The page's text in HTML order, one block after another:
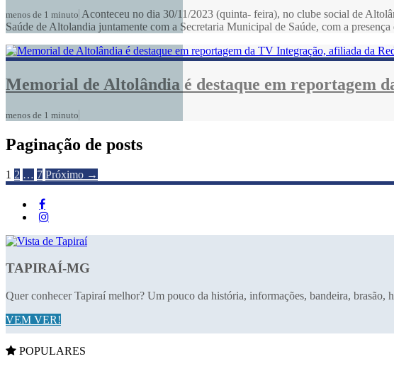
menos de 1 minuto Aconteceu no dia 30/11/2023 (quinta- feira), no clube social de
Saúde de Altolandia juntamente com a Secretaria Municipal de Saúde, com a
Memorial de Altolândia é destaque em reportagem
menos de 1 minuto
Paginação de posts
1 2 … 7 Próximo →
TAPIRAÍ-MG
Quer conhecer Tapiraí melhor? Um pouco da história, informações, bandeira, brasão,
VEM VER!
POPULARES